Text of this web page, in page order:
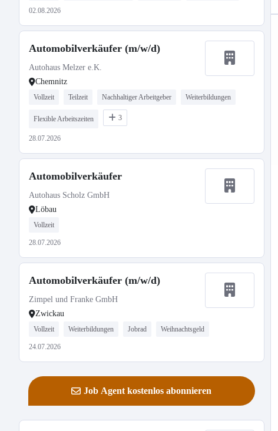
02.08.2026
Automobilverkäufer (m/w/d)
Autohaus Melzer e.K.
Chemnitz
Vollzeit Teilzeit Nachhaltiger Arbeitgeber Weiterbildungen
Flexible Arbeitszeiten 3
28.07.2026
Automobilverkäufer
Autohaus Scholz GmbH
Löbau
Vollzeit
28.07.2026
Automobilverkäufer (m/w/d)
Zimpel und Franke GmbH
Zwickau
Vollzeit Weiterbildungen Jobrad Weihnachtsgeld
24.07.2026
Job Agent kostenlos abonnieren